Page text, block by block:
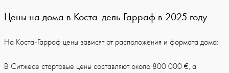
Цены на дома в Коста-дель-Гарраф в 2025 году
На Коста-Гарраф цены зависят от расположения и формата дома:
В Ситжесе стартовые цены составляют около 800 000 €, а